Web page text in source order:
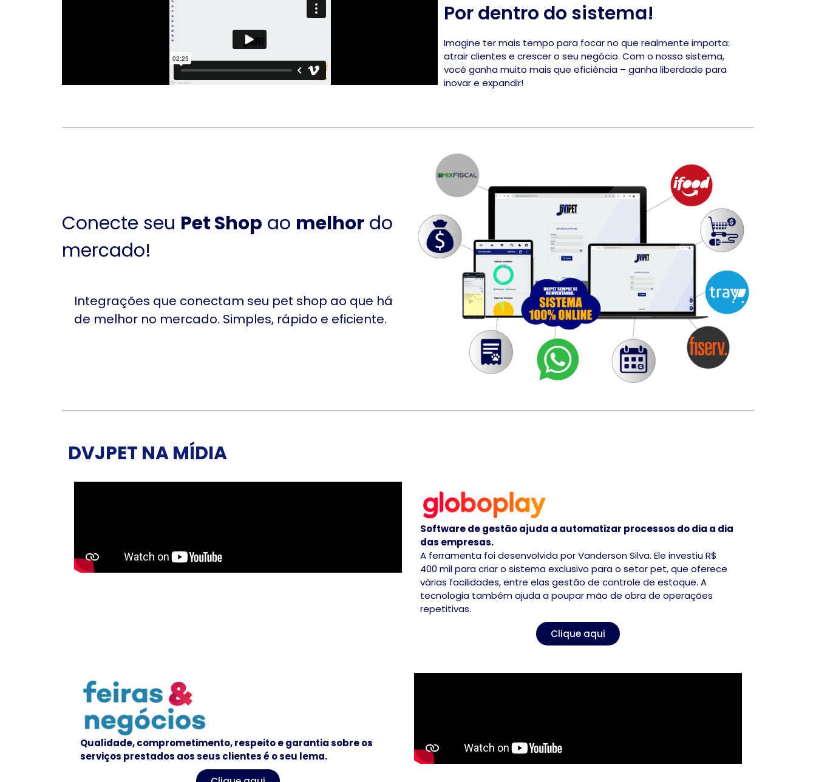
Por dentro do sistema!
Imagine ter mais tempo para focar no que realmente importa:
atrair clientes e crescer o seu negócio. Com o nosso sistema,
você ganha muito mais que eficiência – ganha liberdade para
inovar e expandir!
Conecte seu Pet Shop ao melhor do
mercado!
Integrações que conectam seu pet shop ao que há
de melhor no mercado. Simples, rápido e eficiente.
DVJPET NA MÍDIA
Software de gestão ajuda a automatizar processos do dia a dia
das empresas.
A ferramenta foi desenvolvida por Vanderson Silva. Ele investiu R$
400 mil para criar o sistema exclusivo para o setor pet, que oferece
várias facilidades, entre elas gestão de controle de estoque. A
tecnologia também ajuda a poupar mão de obra de operações
repetitivas.
Clique aqui
Qualidade, comprometimento, respeito e garantia sobre os
serviços prestados aos seus clientes é o seu lema.